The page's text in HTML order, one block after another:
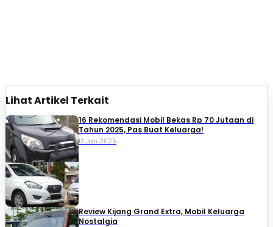
Lihat Artikel Terkait
16 Rekomendasi Mobil Bekas Rp 70 Jutaan di
Tahun 2025, Pas Buat Keluarga!
13 Jan 2025
Review Kijang Grand Extra, Mobil Keluarga
Nostalgia